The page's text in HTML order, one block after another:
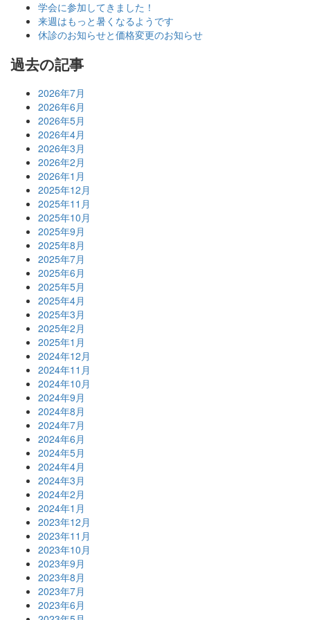
学会に参加してきました！
来週はもっと暑くなるようです
休診のお知らせと価格変更のお知らせ
過去の記事
2026年7月
2026年6月
2026年5月
2026年4月
2026年3月
2026年2月
2026年1月
2025年12月
2025年11月
2025年10月
2025年9月
2025年8月
2025年7月
2025年6月
2025年5月
2025年4月
2025年3月
2025年2月
2025年1月
2024年12月
2024年11月
2024年10月
2024年9月
2024年8月
2024年7月
2024年6月
2024年5月
2024年4月
2024年3月
2024年2月
2024年1月
2023年12月
2023年11月
2023年10月
2023年9月
2023年8月
2023年7月
2023年6月